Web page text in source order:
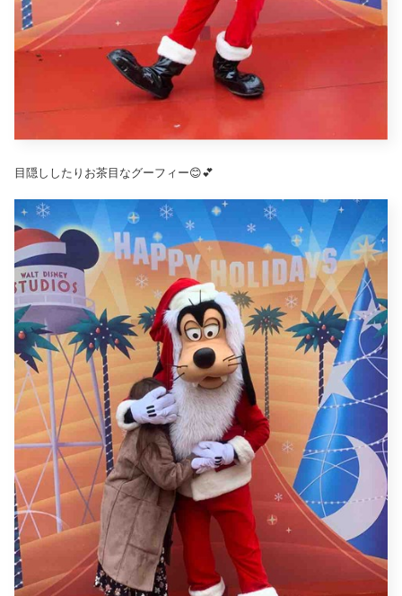
目隠ししたりお茶目なグーフィー😊💕